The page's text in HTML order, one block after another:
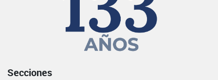
Secciones